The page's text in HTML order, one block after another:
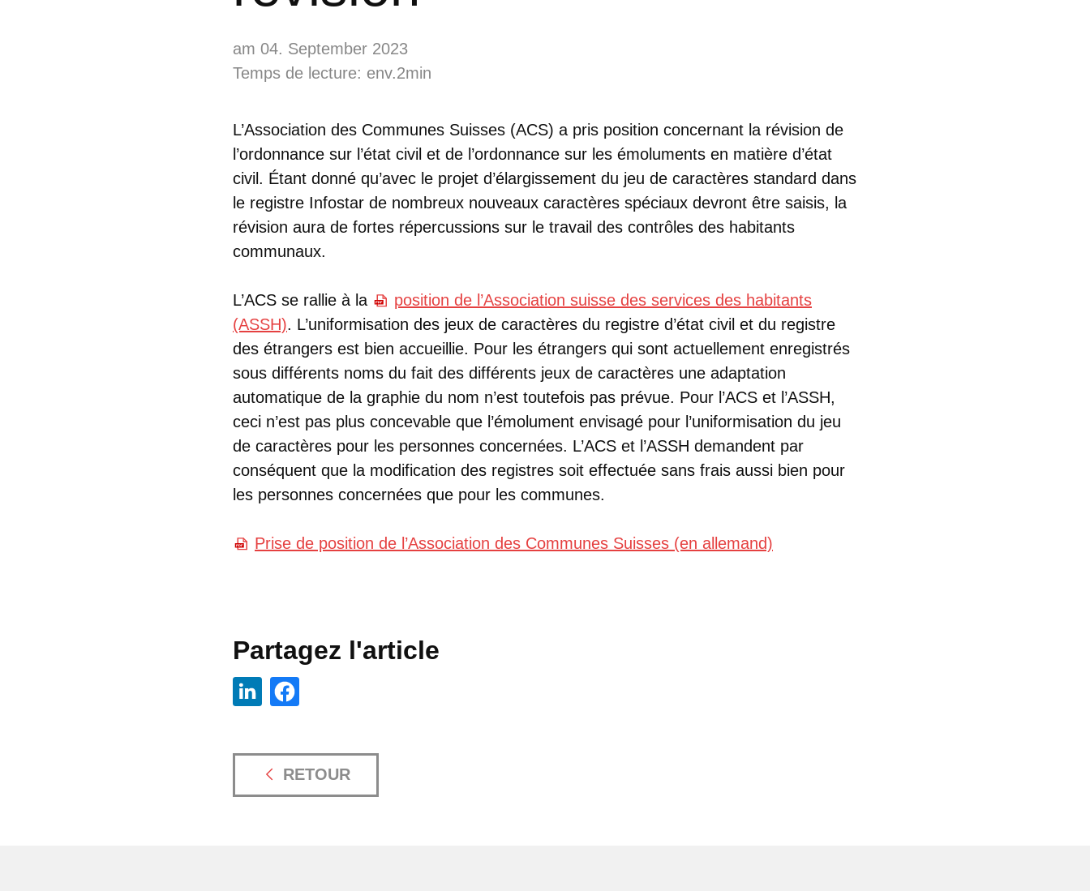
am 04. September 2023
Temps de lecture: env.2min
L’Association des Communes Suisses (ACS) a pris position concernant la révision de
l’ordonnance sur l’état civil et de l’ordonnance sur les émoluments en matière d’état
civil. Étant donné qu’avec le projet d’élargissement du jeu de caractères standard dans
le registre Infostar de nombreux nouveaux caractères spéciaux devront être saisis, la
révision aura de fortes répercussions sur le travail des contrôles des habitants
communaux.
L’ACS se rallie à la
position de l’Association suisse des services des habitants
(ASSH). L’uniformisation des jeux de caractères du registre d’état civil et du registre
des étrangers est bien accueillie. Pour les étrangers qui sont actuellement enregistrés
sous différents noms du fait des différents jeux de caractères une adaptation
automatique de la graphie du nom n’est toutefois pas prévue. Pour l’ACS et l’ASSH,
ceci n’est pas plus concevable que l’émolument envisagé pour l’uniformisation du jeu
de caractères pour les personnes concernées. L’ACS et l’ASSH demandent par
conséquent que la modification des registres soit effectuée sans frais aussi bien pour
les personnes concernées que pour les communes.
Prise de position de l’Association des Communes Suisses (en allemand)
Partagez l'article
RETOUR